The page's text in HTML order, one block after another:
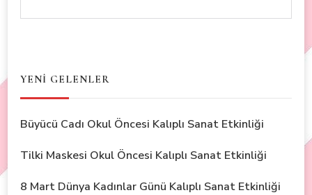
YENİ GELENLER
Büyücü Cadı Okul Öncesi Kalıplı Sanat Etkinliği
Tilki Maskesi Okul Öncesi Kalıplı Sanat Etkinliği
8 Mart Dünya Kadınlar Günü Kalıplı Sanat Etkinliği